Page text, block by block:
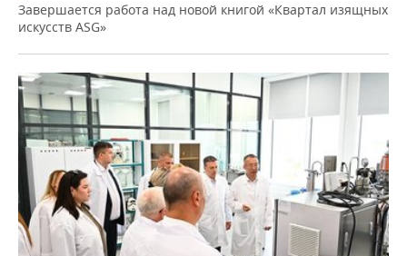
Завершается работа над новой книгой «Квартал изящных
искусств ASG»